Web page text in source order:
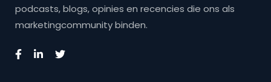
podcasts, blogs, opinies en recencies die ons als
marketingcommunity binden.